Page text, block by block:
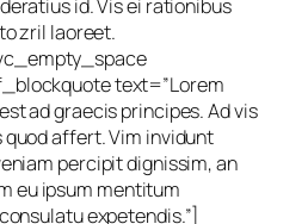
id. Vis ei rationibus
zril laoreet.
text=”Lorem
ad graecis principes. Ad vis
quod affert. Vim invidunt
percipit dignissim, an
eu ipsum mentitum
expetendis.”]